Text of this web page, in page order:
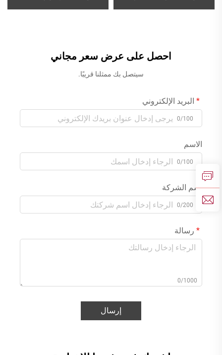
احصل على عرض سعر مجاني
سيتصل بك ممثلنا قريبًا.
البريد الإلكتروني
0/100
الاسم
0/100
اسم الشركة
0/200
رسالة
0/1000
إرسال